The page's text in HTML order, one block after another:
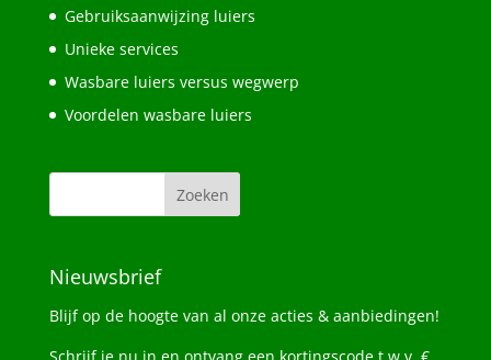
Gebruiksaanwijzing luiers
Unieke services
Wasbare luiers versus wegwerp
Voordelen wasbare luiers
Nieuwsbrief
Blijf op de hoogte van al onze acties & aanbiedingen!